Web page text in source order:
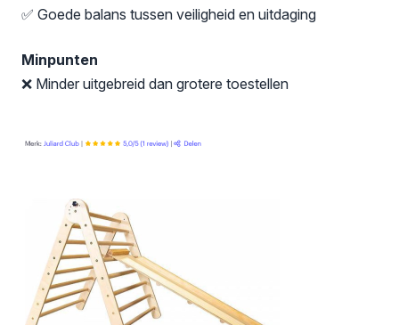
✅ Goede balans tussen veiligheid en uitdaging
Minpunten
❌ Minder uitgebreid dan grotere toestellen